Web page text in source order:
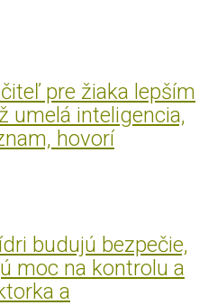
pre žiaka lepším
umelá inteligencia,
hovorí
budujú bezpečie,
moc na kontrolu a
a